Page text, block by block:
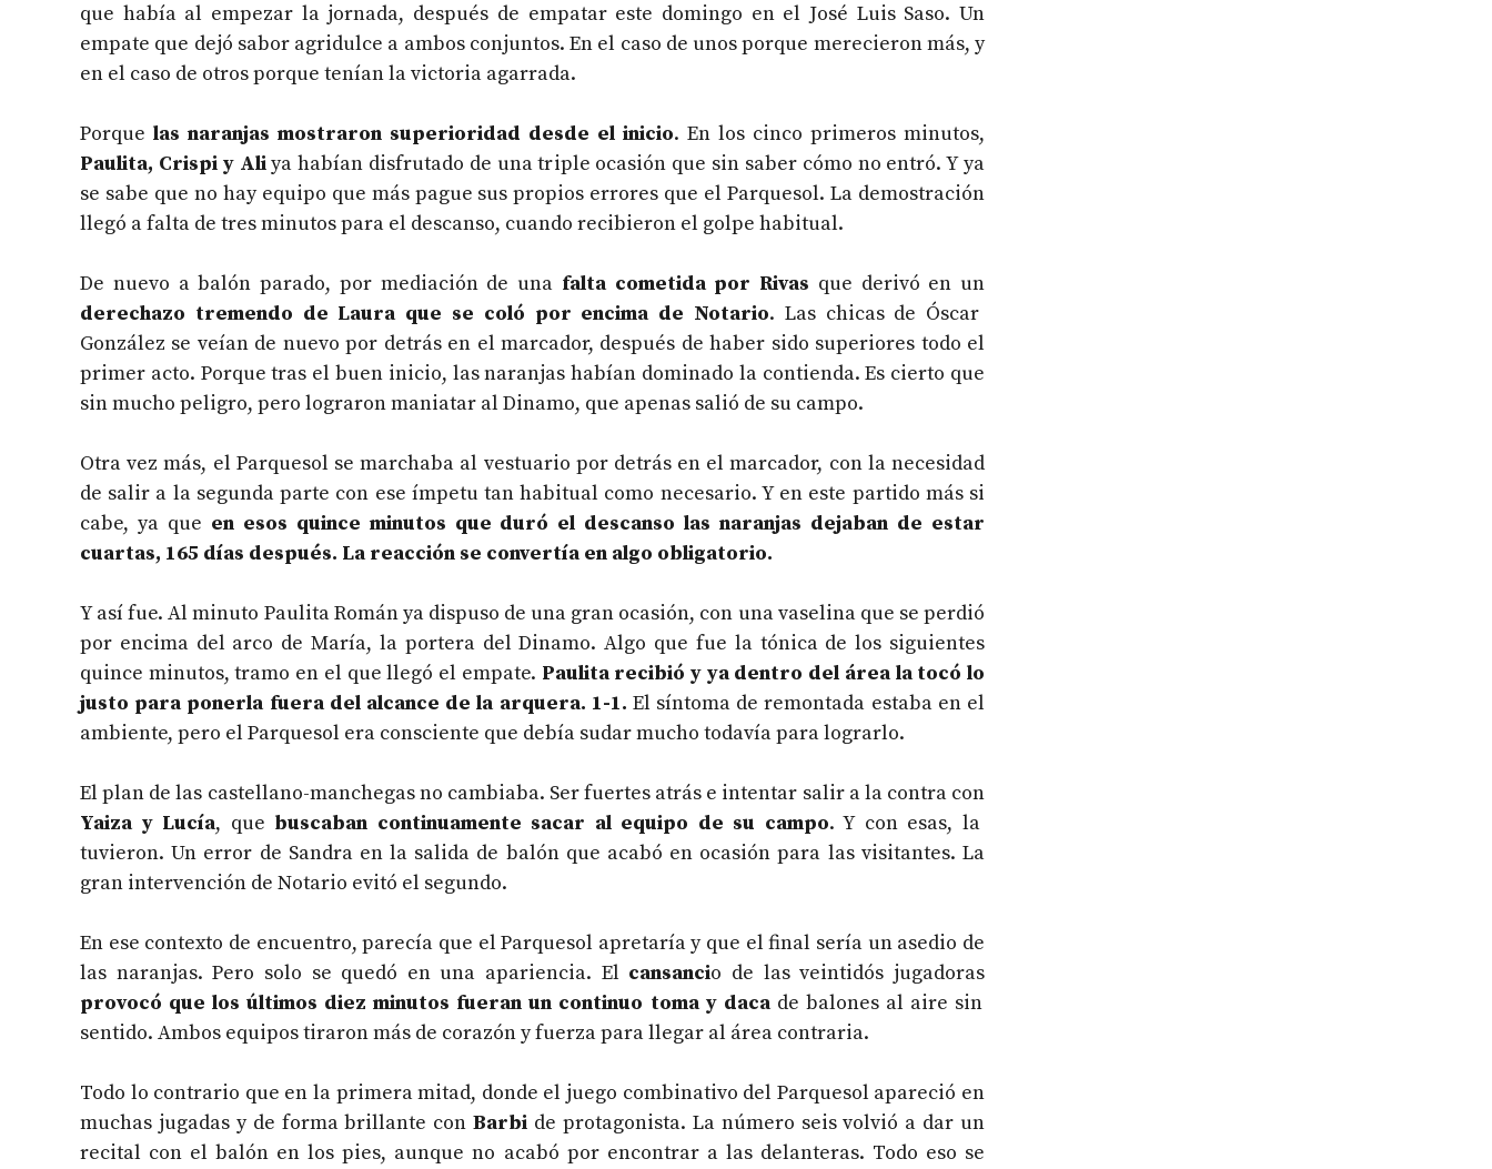
que había al empezar la jornada, después de empatar este domingo en el José Luis Saso. Un
empate que dejó sabor agridulce a ambos conjuntos. En el caso de unos porque merecieron más, y
en el caso de otros porque tenían la victoria agarrada.
Porque las naranjas mostraron superioridad desde el inicio. En los cinco primeros minutos,
Paulita, Crispi y Aliya habían disfrutado de una triple ocasión que sin saber cómo no entró. Y ya
se sabe que no hay equipo que más pague sus propios errores que el Parquesol. La demostración
llegó a falta de tres minutos para el descanso, cuando recibieron el golpe habitual.
De nuevo a balón parado, por mediación de una falta cometida por Rivas que derivó en un
derechazo tremendo de Laura que se coló por encima de Notario. Las chicas de Óscar
González se veían de nuevo por detrás en el marcador, después de haber sido superiores todo el
primer acto. Porque tras el buen inicio, las naranjas habían dominado la contienda. Es cierto que
sin mucho peligro, pero lograron maniatar al Dinamo, que apenas salió de su campo.
Otra vez más, el Parquesol se marchaba al vestuario por detrás en el marcador, con la necesidad
de salir a la segunda parte con ese ímpetu tan habitual como necesario. Y en este partido más si
cabe, ya que en esos quince minutos que duró el descanso las naranjas dejaban de estar
cuartas, 165 días después. La reacción se convertía en algo obligatorio.
Y así fue. Al minuto Paulita Román ya dispuso de una gran ocasión, con una vaselina que se perdió
por encima del arco de María, la portera del Dinamo. Algo que fue la tónica de los siguientes
quince minutos, tramo en el que llegó el empate. Paulita recibió y ya dentro del área la tocó lo
justo para ponerla fuera del alcance de la arquera. 1-1. El síntoma de remontada estaba en el
ambiente, pero el Parquesol era consciente que debía sudar mucho todavía para lograrlo.
El plan de las castellano-manchegas no cambiaba. Ser fuertes atrás e intentar salir a la contra con
Yaiza y Lucía, que buscaban continuamente sacar al equipo de su campo. Y con esas, la
tuvieron. Un error de Sandra en la salida de balón que acabó en ocasión para las visitantes. La
gran intervención de Notario evitó el segundo.
En ese contexto de encuentro, parecía que el Parquesol apretaría y que el final sería un asedio de
las naranjas. Pero solo se quedó en una apariencia. El cansancio de las veintidós jugadoras
provocó que los últimos diez minutos fueran un continuo toma y dacade balones al aire sin
sentido. Ambos equipos tiraron más de corazón y fuerza para llegar al área contraria.
Todo lo contrario que en la primera mitad, donde el juego combinativo del Parquesol apareció en
muchas jugadas y de forma brillante conBarbi de protagonista. La número seis volvió a dar un
recital con el balón en los pies, aunque no acabó por encontrar a las delanteras. Todo eso se